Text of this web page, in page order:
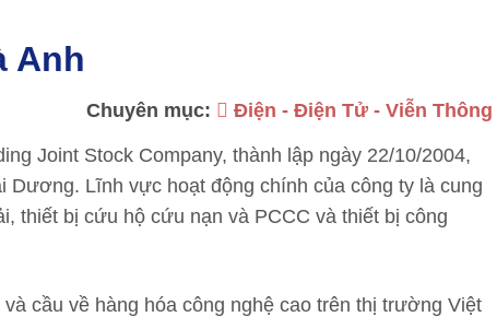
Anh
Chuyên mục: Điện - Điện Tử - Viễn Thông
Joint Stock Company, thành lập ngày 22/10/2004,
Lĩnh vực hoạt động chính của công ty là cung
thiết bị cứu hộ cứu nạn và PCCC và thiết bị công
cầu về hàng hóa công nghệ cao trên thị trường Việt